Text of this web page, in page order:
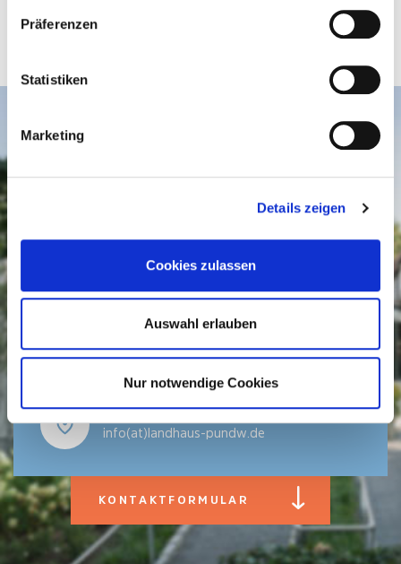
Präferenzen
Statistiken
Marketing
Details zeigen
Cookies zulassen
Auswahl erlauben
Nur notwendige Cookies
0511 64 64 36 0
E-MAIL
info(at)landhaus-pundw.de
KONTAKTFORMULAR